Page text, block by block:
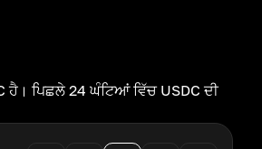
ਹੈ। ਪਿਛਲੇ 24 ਘੰਟਿਆਂ ਵਿੱਚ USDC ਦੀ